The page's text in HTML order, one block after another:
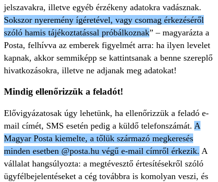
jelszavakra, illetve egyéb érzékeny adatokra vadásznak.
Sokszor nyeremény ígéretével, vagy csomag érkezéséről
szóló hamis tájékoztatással próbálkoznak” – magyarázta a
Posta, felhívva az emberek figyelmét arra: ha ilyen levelet
kapnak, akkor semmiképp se kattintsanak a benne szereplő
hivatkozásokra, illetve ne adjanak meg adatokat!
Mindig ellenőrizzük a feladót!
Elővigyázatosak úgy lehetünk, ha ellenőrizzük a feladó e-
mail címét, SMS esetén pedig a küldő telefonszámát. A
Magyar Posta kiemelte, a tőlük származó megkeresés
minden esetben @posta.hu végű e-mail címről érkezik. A
vállalat hangsúlyozta: a megtévesztő értesítésekről szóló
ügyfélbejelentéseket a cég továbbra is komolyan veszi, és